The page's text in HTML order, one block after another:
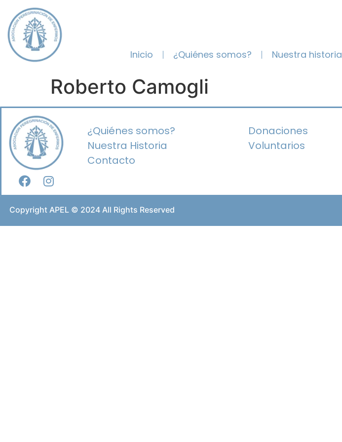
Inicio ¿Quiénes somos? Nuestra historia
Roberto Camogli
¿Quiénes somos?
Nuestra Historia
Contacto
Donaciones
Voluntarios
Copyright APEL © 2024 All Rights Reserved